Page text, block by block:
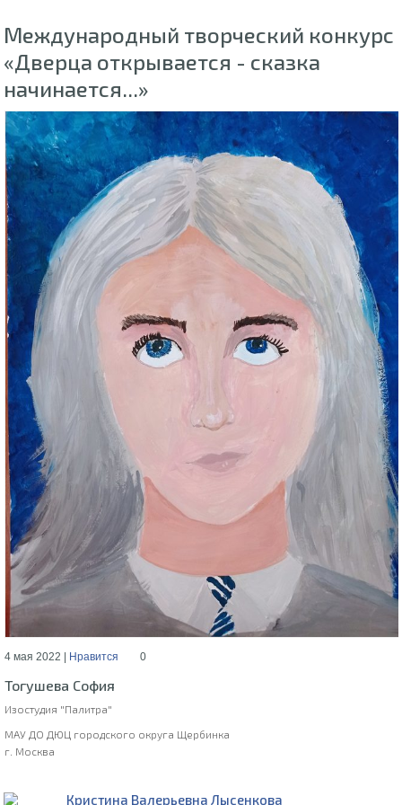
Международный творческий конкурс
«Дверца открывается - сказка
начинается...»
4 мая 2022 | Нравится 0
Тогушева София
Изостудия "Палитра"
МАУ ДО ДЮЦ городского округа Щербинка
г. Москва
Кристина Валерьевна Лысенкова